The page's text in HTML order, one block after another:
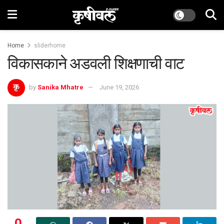
Home sliderhome
विकासकाने अडवली शिक्षणाची वाट
by Sanika Mhatre June 19, 2026